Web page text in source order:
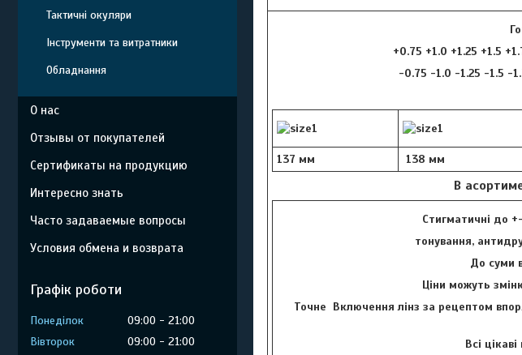
+0.75 +1.0 +1.25 +1.5
-0.75 -1.0 -1.25 -1.5 -
137 мм 138 мм
В
Стигматичні до
тонування,
До суми
Ціни можуть
Точне Включення лінз за рецептом
Всі
Тактичні окуляри
Інструменти та витратники
Обладнання
О нас
Отзывы от покупателей
Сертификаты на продукцию
Интересно знать
Часто задаваемые вопросы
Условия обмена и возврата
Графік роботи
Понеділок 09:00
21:00
Вівторок
09:00
21:00